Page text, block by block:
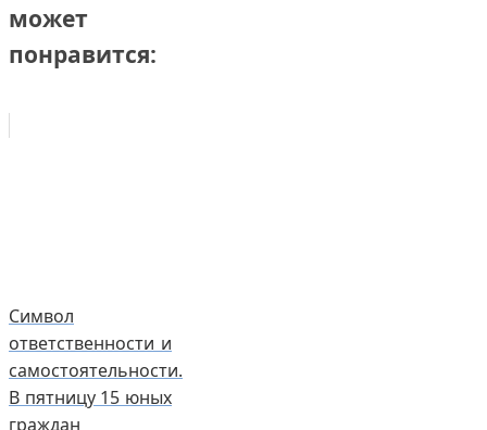
может
понравится:
Символ
ответственности и
самостоятельности.
В пятницу 15 юных
граждан